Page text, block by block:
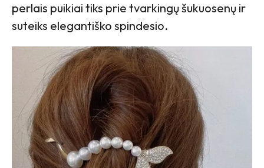
perlais puikiai tiks prie tvarkingų šukuosenų ir
suteiks elegantiško spindesio.